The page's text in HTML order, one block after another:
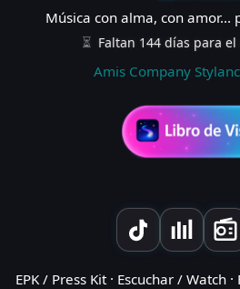
✶
Música con alma, con amor...
⏳ Faltan 144 días para
Amis Company
EPK / Press Kit· Escuchar / Watch·